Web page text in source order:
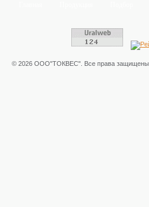
© 2026 ООО"ТОКВЕС". Все права защищены.